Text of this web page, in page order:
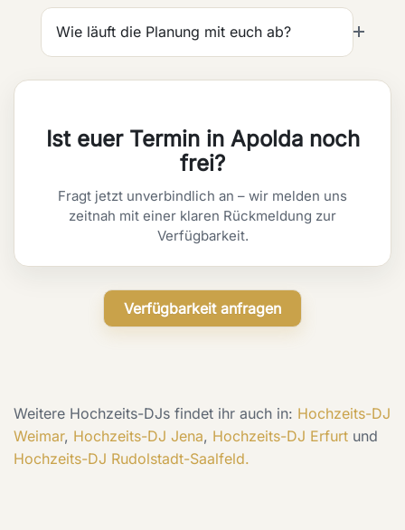
Wie läuft die Planung mit euch ab?
Ist euer Termin in Apolda noch
frei?
Fragt jetzt unverbindlich an – wir melden uns
zeitnah mit einer klaren Rückmeldung zur
Verfügbarkeit.
Verfügbarkeit anfragen
Weitere Hochzeits-DJs findet ihr auch in: Hochzeits-DJ
Weimar, Hochzeits-DJ Jena, Hochzeits-DJ Erfurt und
Hochzeits-DJ Rudolstadt-Saalfeld.